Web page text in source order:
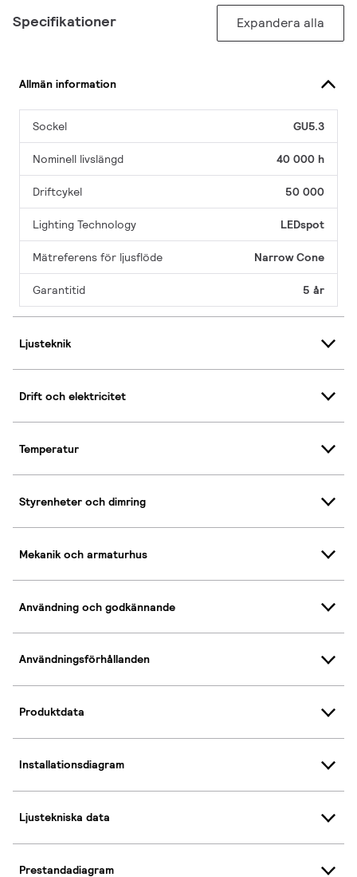
Specifikationer Expandera alla
Allmän information
Sockel GU5.3
Nominell livslängd 40 000 h
Driftcykel 50 000
Lighting Technology LEDspot
Mätreferens för ljusflöde Narrow Cone
Garantitid 5 år
Ljusteknik
Drift och elektricitet
Temperatur
Styrenheter och dimring
Mekanik och armaturhus
Användning och godkännande
Användningsförhållanden
Produktdata
Installationsdiagram
Ljustekniska data
Prestandadiagram